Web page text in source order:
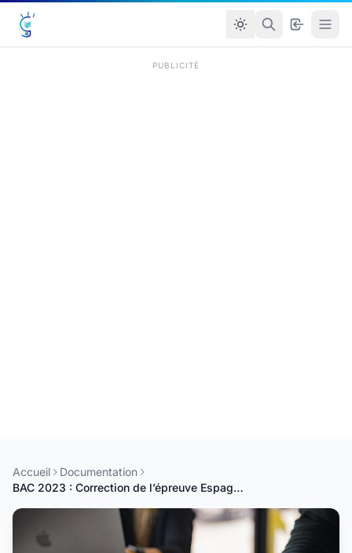
PUBLICITÉ
Accueil
Documentation
BAC 2023 : Correction de l’épreuve Espagnol (LV1) 1er Groupe